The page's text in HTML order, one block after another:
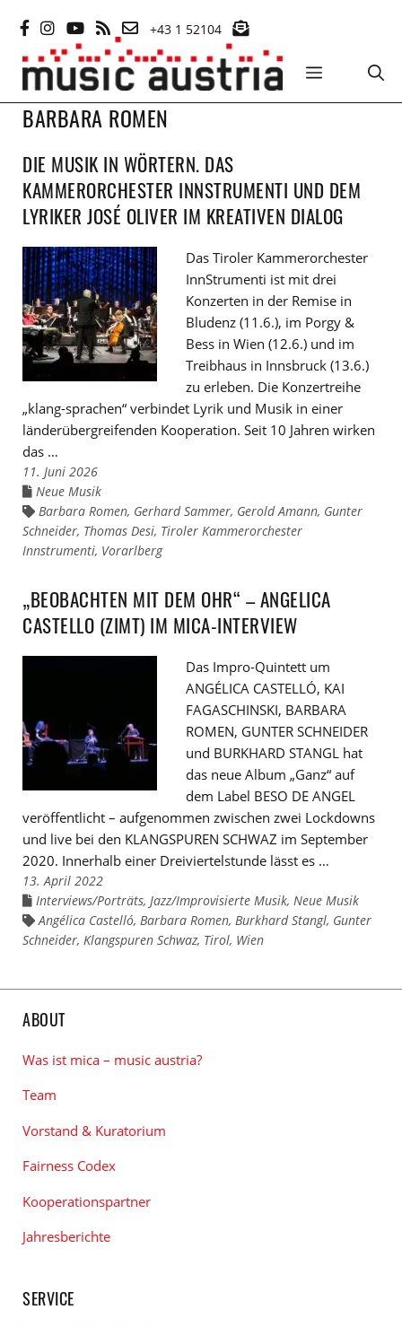
Inhalt
springen
+43 1 52104
MENÜ
BARBARA ROMEN
DIE MUSIK IN WÖRTERN. DAS
KAMMERORCHESTER INNSTRUMENTI UND DEM
LYRIKER JOSÉ OLIVER IM KREATIVEN DIALOG
Das Tiroler Kammerorchester
InnStrumenti ist mit drei
Konzerten in der Remise in
Bludenz (11.6.), im Porgy &
Bess in Wien (12.6.) und im
Treibhaus in Innsbruck (13.6.)
zu erleben. Die Konzertreihe
„klang-sprachen“ verbindet Lyrik und Musik in einer
länderübergreifenden Kooperation. Seit 10 Jahren wirken
das …
11. Juni 2026
Links
den
Kategorien
Neue Musik
Links
den
Tags
Barbara Romen, Gerhard Sammer, Gerold Amann, Gunter
Schneider, Thomas Desi, Tiroler Kammerorchester
Innstrumenti, Vorarlberg
„BEOBACHTEN MIT DEM OHR“ – ANGELICA
CASTELLO (ZIMT) IM MICA-INTERVIEW
Das Impro-Quintett um
ANGÉLICA CASTELLÓ, KAI
FAGASCHINSKI, BARBARA
ROMEN, GUNTER SCHNEIDER
und BURKHARD STANGL hat
das neue Album „Ganz“ auf
dem Label BESO DE ANGEL
veröffentlicht – aufgenommen zwischen zwei Lockdowns
und live bei den KLANGSPUREN SCHWAZ im September
2020. Innerhalb einer Dreiviertelstunde lässt es …
13. April 2022
Links
den
Kategorien
Interviews/Porträts, Jazz/Improvisierte Musik, Neue Musik
Links
den
Angélica Castelló, Barbara Romen, Burkhard Stangl, Gunter
Schneider, Klangspuren Schwaz, Tirol, Wien
ABOUT
Was ist mica – music austria?
Team
Vorstand & Kuratorium
Fairness Codex
Kooperationspartner
Jahresberichte
SERVICE